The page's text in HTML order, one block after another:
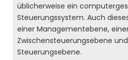
üblicherweise ein
Steuerungssystem. Auch
einer Managementebene,
Zwischensteuerungsebene
Steuerungsebene.